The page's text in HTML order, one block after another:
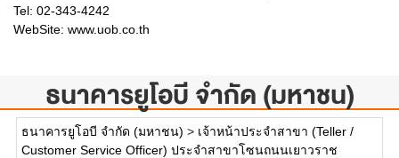
Tel: 02-343-4242
WebSite: www.uob.co.th
ธนาคารยูโอบี จำกัด (มหาชน)
ธนาคารยูโอบี จำกัด (มหาชน) > เจ้าหน้าประจำสาขา (Teller /
Customer Service Officer) ประจำสาขาโซนถนนเยาวราช